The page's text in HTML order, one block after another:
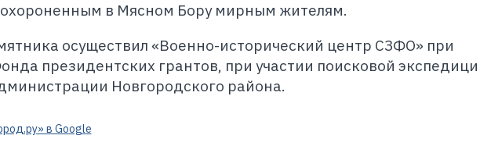
в Мясном Бору мирным жителям.
осуществил «Военно-исторический центр СЗФО» при
президентских грантов, при участии поисковой
Новгородского района.
в Google